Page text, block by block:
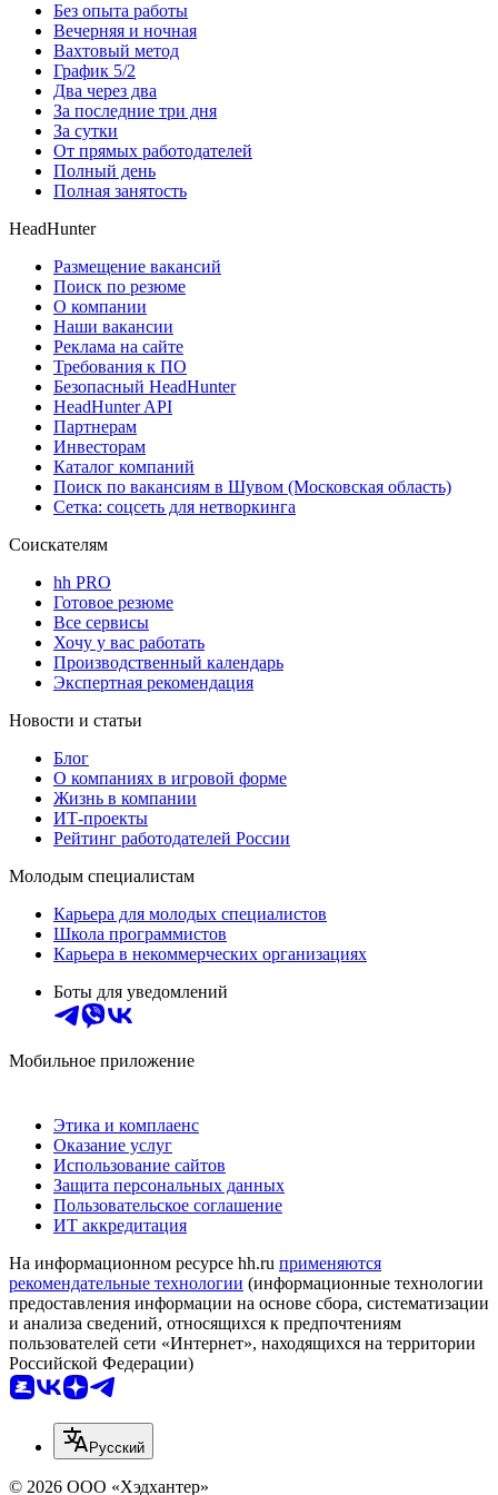
Без опыта работы
Вечерняя и ночная
Вахтовый метод
График 5/2
Два через два
За последние три дня
За сутки
От прямых работодателей
Полный день
Полная занятость
HeadHunter
Размещение вакансий
Поиск по резюме
О компании
Наши вакансии
Реклама на сайте
Требования к ПО
Безопасный HeadHunter
HeadHunter API
Партнерам
Инвесторам
Каталог компаний
Поиск по вакансиям в Шувом (Московская область)
Сетка: соцсеть для нетворкинга
Соискателям
hh PRO
Готовое резюме
Все сервисы
Хочу у вас работать
Производственный календарь
Экспертная рекомендация
Новости и статьи
Блог
О компаниях в игровой форме
Жизнь в компании
ИТ-проекты
Рейтинг работодателей России
Молодым специалистам
Карьера для молодых специалистов
Школа программистов
Карьера в некоммерческих организациях
Боты для уведомлений
Мобильное приложение
Этика и комплаенс
Оказание услуг
Использование сайтов
Защита персональных данных
Пользовательское соглашение
ИТ аккредитация
На информационном ресурсе hh.ru применяются
рекомендательные технологии (информационные технологии
предоставления информации на основе сбора, систематизации
и анализа сведений, относящихся к предпочтениям
пользователей сети «Интернет», находящихся на территории
Российской Федерации)
Русский
© 2026 ООО «Хэдхантер»